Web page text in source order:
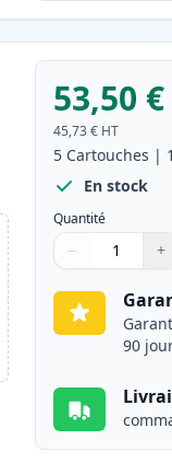
53,50 €
45,73 € HT
5 Cartouches |
En stock
Quantité
Quantité
Utilisez les
− +
Quantité
90